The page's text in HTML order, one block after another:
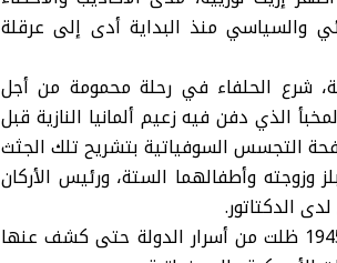
والسياسي منذ البداية أدى إلى عرقلة
الحرب العالمية الثانية، شرع الحلفاء في رحلة محمومة من أجل
الذي دفن فيه زعيم ألمانيا النازية قبل
مكافحة التجسس السوفياتية بتشريح تلك الجثث
وزوجته وأطفالهما الستة، ورئيس الأركان
الدكتاتور.
غير أن التقارير التي كتبها أطباء الطب الشرعي بالجيش الأحمر عام 1945 ظلت من أسرار الدولة حتى كشف عنها